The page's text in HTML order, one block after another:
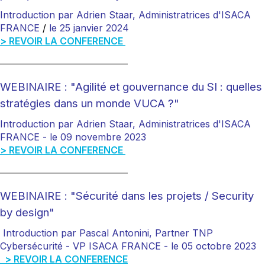
Introduction par Adrien Staar, Administratrices d'ISACA
FRANCE / le 25 janvier 2024
> REVOIR LA CONFERENCE
WEBINAIRE : "Agilité et gouvernance du SI : quelles
stratégies dans un monde VUCA ?"
Introduction par Adrien Staar, Administratrices d'ISACA
FRANCE - le 09 novembre 2023
> REVOIR LA CONFERENCE
WEBINAIRE : "Sécurité dans les projets / Security
by design"
Introduction par Pascal Antonini, Partner TNP
Cybersécurité - VP ISACA FRANCE - le 05 octobre 2023
> REVOIR LA CONFERENCE